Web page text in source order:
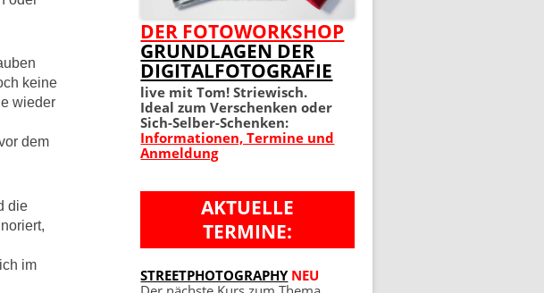
MEIN PERFEKTES FOTO 2.
AUFLAGE
100 TIPPS UND TRICKS 4.
AUFLAGE
DIVERSES
IMPRESSUM
keine
wieder
dem
die
im
DER FOTOWORKSHOP
GRUNDLAGEN DER
DIGITALFOTOGRAFIE
live mit Tom! Striewisch.
Ideal zum Verschenken oder
Sich-Selber-Schenken:
Informationen, Termine und
Anmeldung
AKTUELLE
TERMINE:
STREETPHOTOGRAPHY NEU